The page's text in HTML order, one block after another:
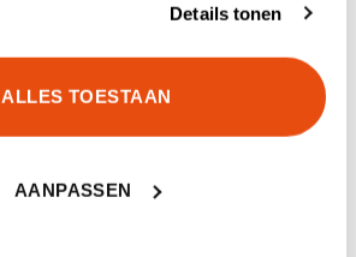
Details tonen
ALLES TOESTAAN
AANPASSEN
Weaver/Picatinny/M-LOK
101,9 cm